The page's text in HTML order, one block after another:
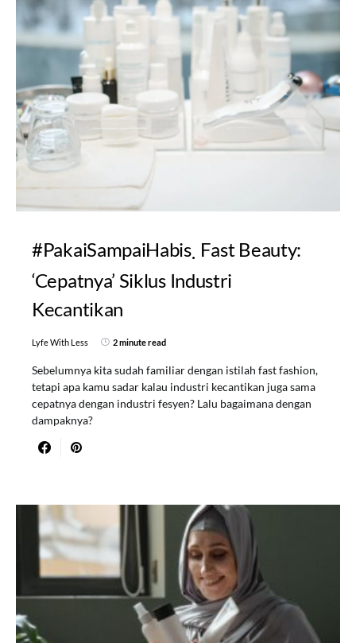
#PakaiSampaiHabis Fast Beauty:
‘Cepatnya’ Siklus Industri
Kecantikan
Lyfe With Less 2 minute read
Sebelumnya kita sudah familiar dengan istilah fast fashion,
tetapi apa kamu sadar kalau industri kecantikan juga sama
cepatnya dengan industri fesyen? Lalu bagaimana dengan
dampaknya?